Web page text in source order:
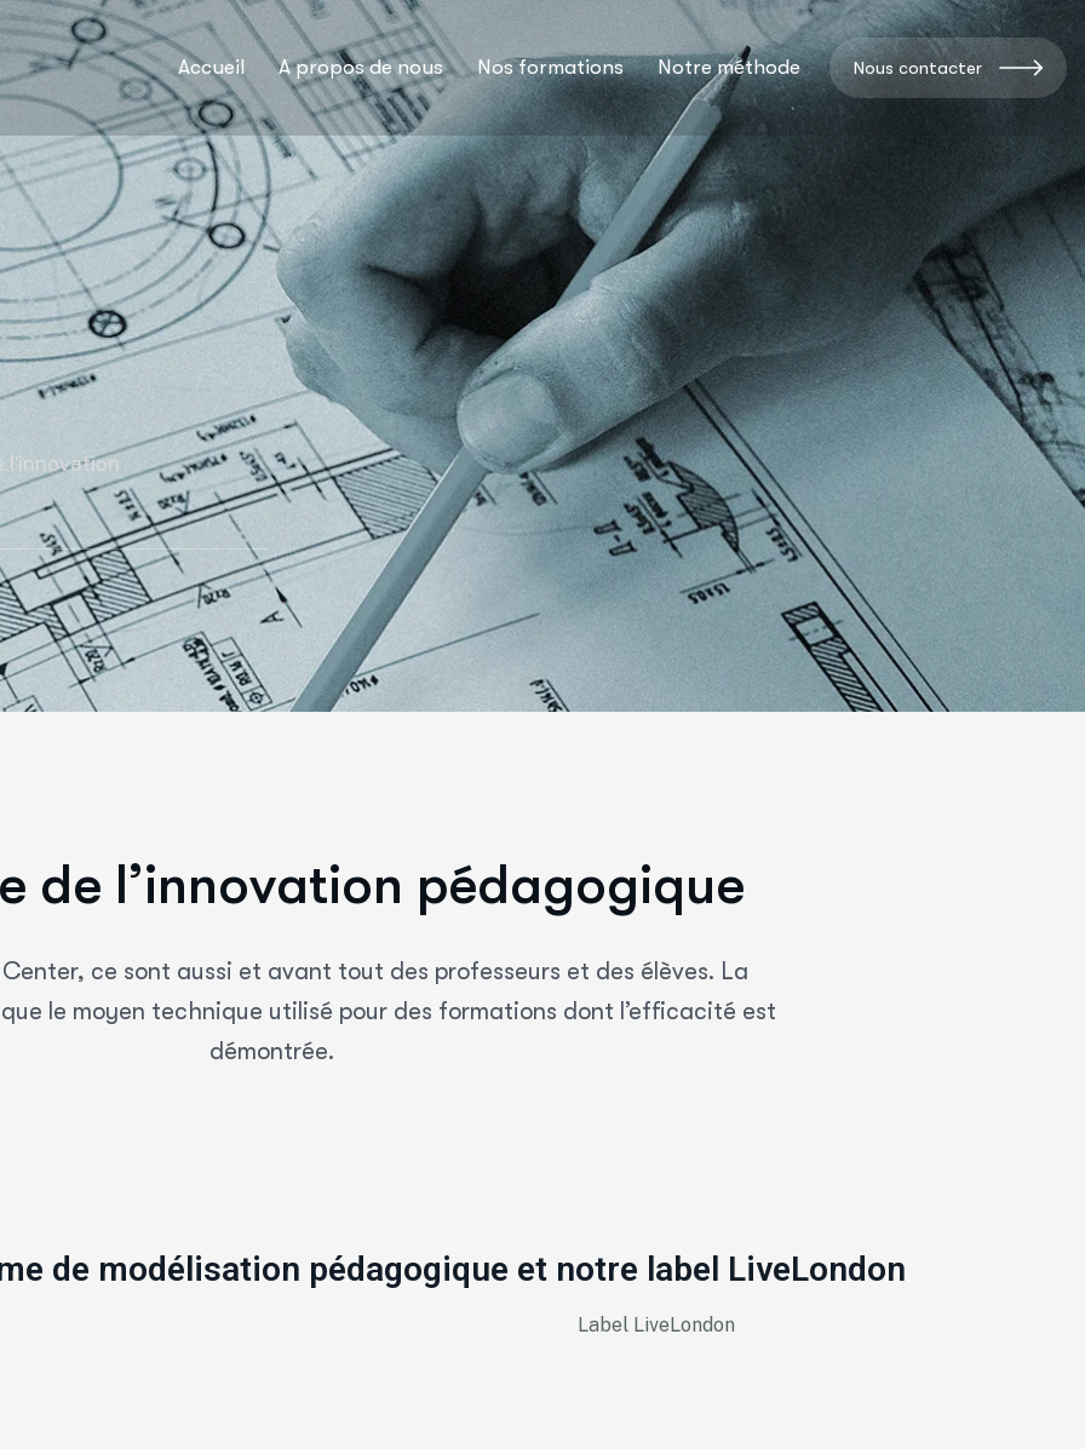
Accueil A propos de nous Nos formations Notre méthode Nous contacter
de l’innovation pédagogique
ce sont aussi et avant tout des professeurs et des élèves. La
le moyen technique utilisé pour des formations dont l’efficacité est
démontrée.
de modélisation pédagogique et notre label LiveLondon
Label LiveLondon